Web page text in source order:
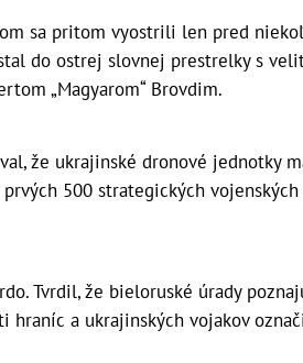
sa pritom vyostrili len pred
do ostrej slovnej prestrelky s
„Magyarom“ Brovdim.
že ukrajinské dronové jednotky
500 strategických
Tvrdil, že bieloruské úrady
hraníc a ukrajinských vojakov